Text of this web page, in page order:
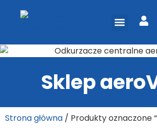
Sklep
Strona główna / Produkty oznaczone